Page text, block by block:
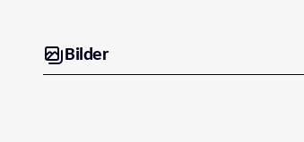
Bilder